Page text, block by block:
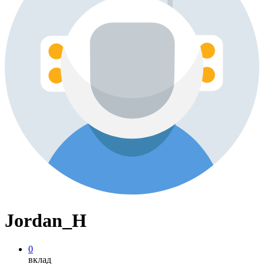
Jordan_H
0
вклад